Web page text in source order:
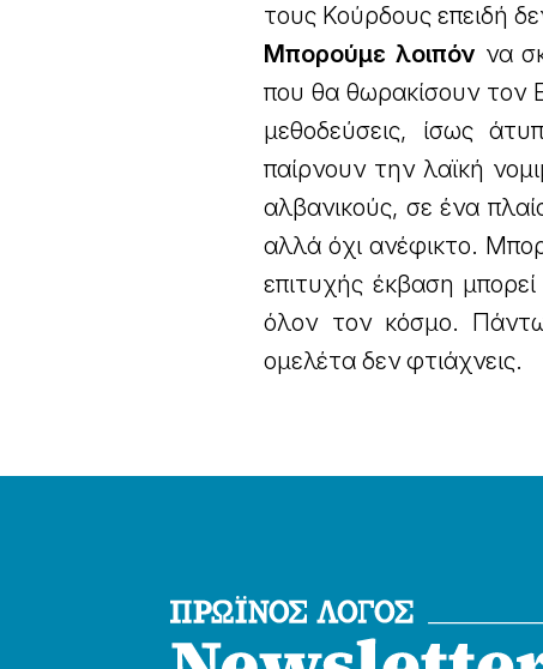
τους Κούρδους επειδή
Μπορούμε λοιπόν να
που θα θωρακίσουν τον
μεθοδεύσεις, ίσως
παίρνουν την λαϊκή
αλβανικούς, σε ένα
αλλά όχι ανέφικτο.
επιτυχής έκβαση
όλον τον κόσμο.
ομελέτα δεν φτιάχνεις.